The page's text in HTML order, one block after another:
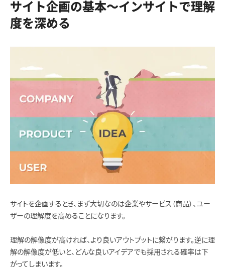
サイト企画の基本〜インサイトで理解
度を深める
サイトを企画するとき、まず大切なのは企業やサービス（商品）、ユー
ザーの理解度を高めることになります。
理解の解像度が高ければ、より良いアウトプットに繋がります。逆に理
解の解像度が低いと、どんな良いアイデアでも採用される確率は下
がってしまいます。